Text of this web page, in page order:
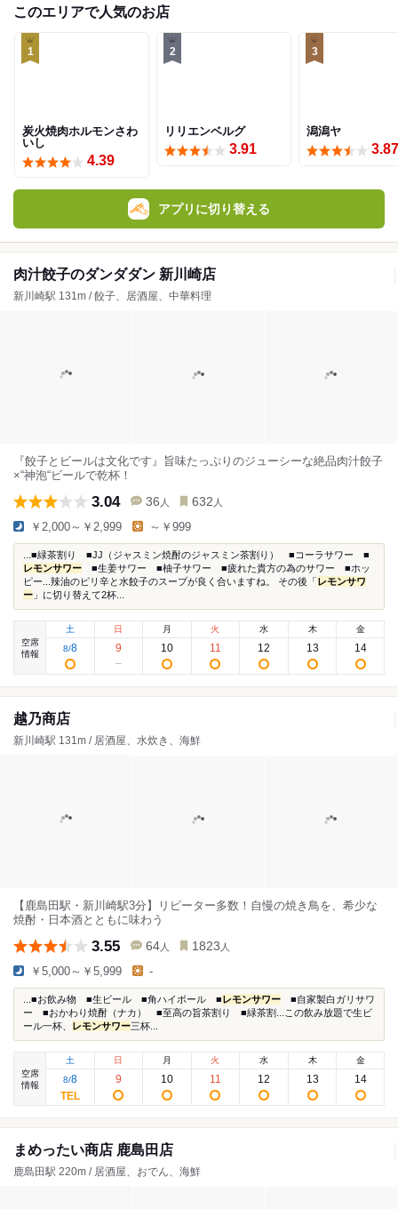
このエリアで人気のお店
1
炭火焼肉ホルモンさわ
いし
4.39
2
リリエンベルグ
3.91
3
潟潟ヤ
3.87
アプリに切り替える
肉汁餃子のダンダダン 新川崎店
新川崎駅 131m / 餃子、居酒屋、中華料理
『餃子とビールは文化です』旨味たっぷりのジューシーな絶品肉汁餃子
×“神泡“ビールで乾杯！
3.04 36 人 632 人
￥2,000～￥2,999 ～￥999
...■緑茶割り ■JJ（ジャスミン焼酎のジャスミン茶割り） ■コーラサワー ■
レモンサワー ■生姜サワー ■柚子サワー ■疲れた貴方の為のサワー ■ホッ
ピー...辣油のピリ辛と水餃子のスープが良く合いますね。 その後「 レモンサワ
ー 」に切り替えて2杯...
空席
情報
土
8/8
日
9
月
10
火
11
水
12
木
13
金
14
越乃商店
新川崎駅 131m / 居酒屋、水炊き、海鮮
【鹿島田駅・新川崎駅3分】リピーター多数！自慢の焼き鳥を、希少な
焼酎・日本酒とともに味わう
3.55 64 人 1823 人
￥5,000～￥5,999 -
...■お飲み物 ■生ビール ■角ハイボール ■ レモンサワー ■自家製白ガリサワ
ー ■おかわり焼酎（ナカ） ■至高の旨茶割り ■緑茶割...この飲み放題で生ビ
ール一杯、
レモンサワー三杯...
空席
情報
土
8/8
日
9
月
10
火
11
水
12
木
13
金
14
まめったい商店 鹿島田店
鹿島田駅 220m / 居酒屋、おでん、海鮮